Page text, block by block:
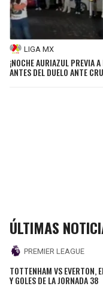
LIGA MX
¡NOCHE AURIAZUL PREVIA
ANTES DEL DUELO ANTE
ÚLTIMAS
PREMIER LEAGUE
TOTTENHAM VS EVERTON,
Y GOLES DE LA JORNADA 38